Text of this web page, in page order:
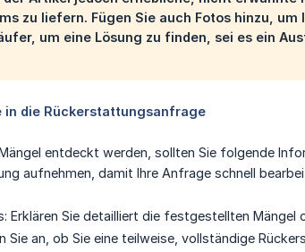
zu liefern. Fügen Sie auch Fotos hinzu,
um eine Lösung zu finden, sei es ein
die Rückerstattungsanfrage
entdeckt werden, sollten Sie folgende
aufnehmen, damit Ihre Anfrage schnell
Erklären Sie detailliert die festgestellten
Sie an, ob Sie eine teilweise, vollständige